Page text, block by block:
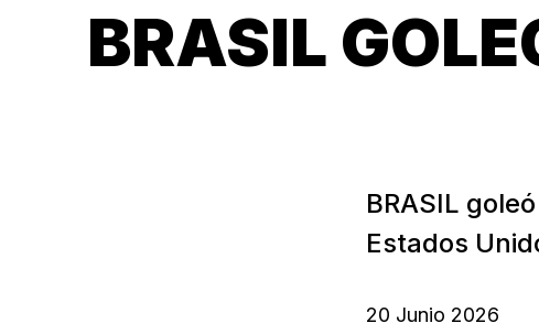
BRASIL
BRASIL
Estados
20 Junio 2026